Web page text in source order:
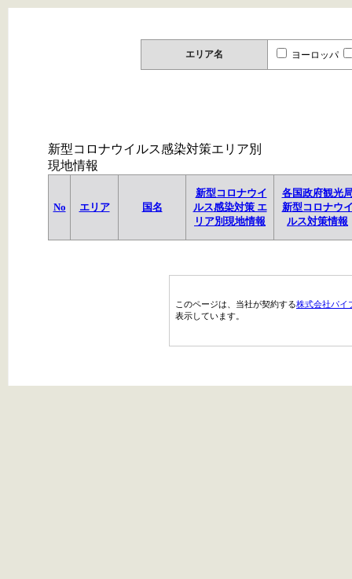
エリア名 ヨーロッパ
新型コロナウイルス感染対策エリア別
現地情報
No エリア 国名
新型コロナウイ
ルス感染対策 エ
リア別現地情報
各国政府観光
新型コロナウ
ルス対策情報
このページは、当社が契約する株式会社パイ
表示しています。